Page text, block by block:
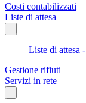
Costi contabilizzati
Liste di attesa
Liste di attesa
Gestione rifiuti
Servizi in rete